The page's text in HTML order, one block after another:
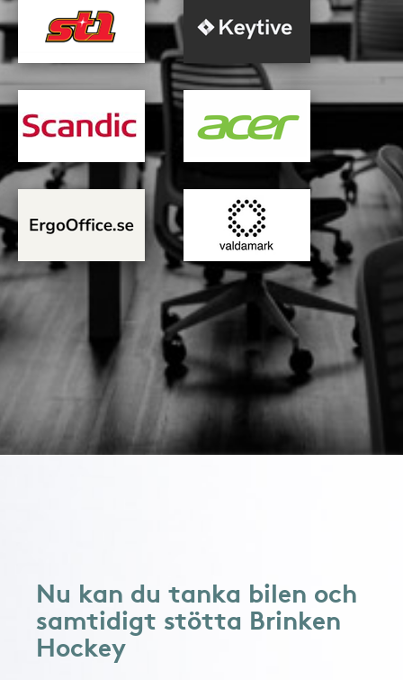
Nu kan du tanka bilen och
samtidigt stötta Brinken
Hockey